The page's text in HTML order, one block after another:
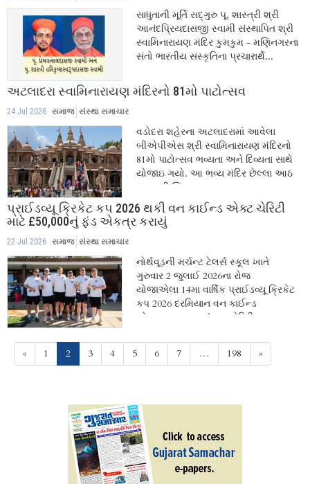
સાધુતાની મૂર્તિ સદ્ગુરુ પૂ. શાસ્ત્રી શ્રી
આનંદપ્રિયદાસજી સ્વામી સંસ્થાપિત શ્રી
સ્વામિનારાયણ મંદિર કુમકુમ - મણિનગરના
સંતો ભારતીય સંસ્કૃતિના પ્રચારાર્થે...
અટલાદરા સ્વામિનારાયણ મંદિરનો 81મો પાટોત્સવ
24 Jul 2026 સમાજ સંસ્થા સમાચાર
વડોદરા શહેરના અટલાદરામાં આવેલા
બીએપીએસ શ્રી સ્વામિનારાયણ મંદિરનો
81મો પાટોત્સવ ભવ્યતા અને દિવ્યતા સાથે
યોજાઇ ગયો. આ ભવ્ય મંદિર છેલ્લા આઠ
દસકાથી જિલ્લા...
પ્રાઈડવ્યૂ ક્રિકેટ કપ 2026 થકી વન કાઈન્ડ એક્ટ ચેરિટી
માટે £50,000નું ફંડ એકત્ર કરાયું
22 Jul 2026 સમાજ સંસ્થા સમાચાર
નોર્થવૂડની મર્ચન્ટ ટેલર્સ સ્કૂલ ખાતે
ગુરુવાર 2 જુલાઈ 2026ના રોજ
યોજાએલા 14મા વાર્ષિક પ્રાઈડવ્યૂ ક્રિકેટ
કપ 2026 દરમિયાન વન કાઈન્ડ
એક્ટ - One Kind Act ચેરિટી...
« 1 2(current)
3 4 5 6 7 … 198 »